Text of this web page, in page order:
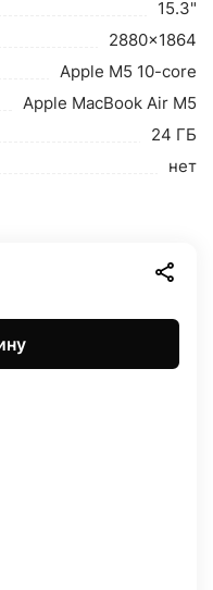
15.3"
2880x1864
Apple M5 10-core
Apple MacBook Air M5
24 ГБ
нет